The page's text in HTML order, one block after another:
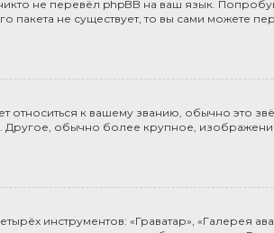
не перевёл phpBB на ваш язык.
не существует, то вы сами можете
к вашему званию, обычно это
обычно более крупное,
инструментов: «Граватар», «Галерея